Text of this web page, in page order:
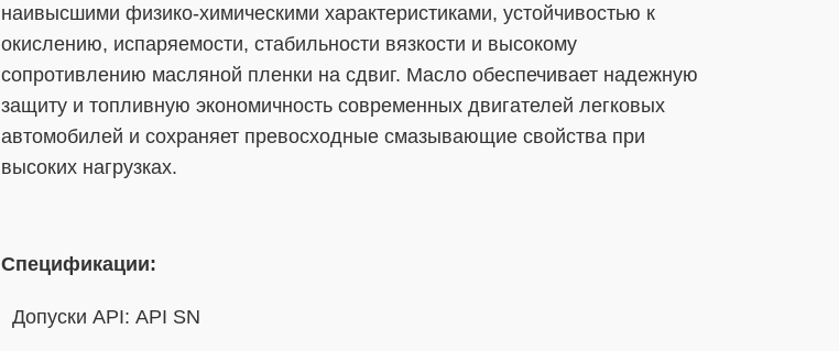
наивысшими физико-химическими характеристиками, устойчивостью к
окислению, испаряемости, стабильности вязкости и высокому
сопротивлению масляной пленки на сдвиг. Масло обеспечивает надежную
защиту и топливную экономичность современных двигателей легковых
автомобилей и сохраняет превосходные смазывающие свойства при
высоких нагрузках.
Спецификации:
Допуски API: API SN